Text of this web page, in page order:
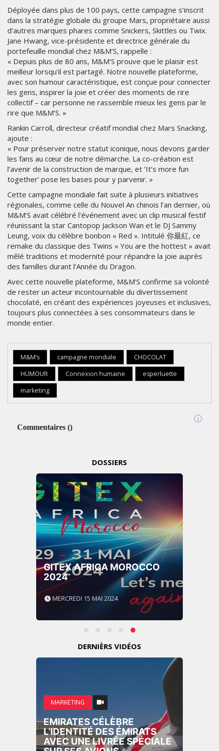
Déployée dans plus de 100 pays, cette campagne s’inscrit
dans la stratégie globale du groupe Mars, propriétaire aussi
d’autres marques phares comme Snickers, Skittles ou Twix.
Jane Hwang, vice-présidente et directrice générale du
portefeuille mondial chez M&M’S, rappelle :
« Depuis plus de 80 ans, M&M’S prouve que le plaisir est
meilleur lorsqu’il est partagé. Notre nouvelle plateforme,
avec son humour caractéristique, est conçue pour connecter
les gens, inspirer la joie et créer des moments de rire
collectif – car personne ne rassemble mieux les gens par le
rire que M&M’S. »
Rankin Carroll, directeur créatif mondial chez Mars Snacking,
ajoute :
« Pour préserver notre statut iconique, nous devons garder
les fans au cœur de notre démarche. La co-création est
l’avenir de la construction de marque, et ‘It’s more fun
together’ pose les bases pour y parvenir. »
Cette campagne mondiale fait suite à plusieurs initiatives
régionales, comme celle du Nouvel An chinois l’an dernier, où
M&M’S avait célébré l’événement avec un clip musical festif
réunissant la star Cantopop Jackson Wan et le DJ Sammy
Leung, voix du célèbre bonbon « Red ». Intitulé 你最紅, ce
remake du classique des Twins « You are the hottest » avait
mêlé traditions et modernité pour répandre la joie auprès
des familles durant l’Année du Dragon.
Avec cette nouvelle plateforme, M&M’S confirme sa volonté
de rester un acteur incontournable du divertissement
chocolaté, en créant des expériences joyeuses et inclusives,
toujours plus connectées à ses consommateurs dans le
monde entier.
M&M’s campagne mondiale
CHOCOLAT
HUMOUR
Connexion humaine
esperluette
marketing
Commentaires ()
DOSSIERS
GITEX AFRICA MOROCCO
2024
MERCREDI 15 MAI 2024
DERNIÈRS VIDÉOS
MARKETING
EMIRATES CÉLÈBRE
L’IDENTITÉ DES ÉMIRATS
AVEC UNE LIVRÉE SPÉCIALE